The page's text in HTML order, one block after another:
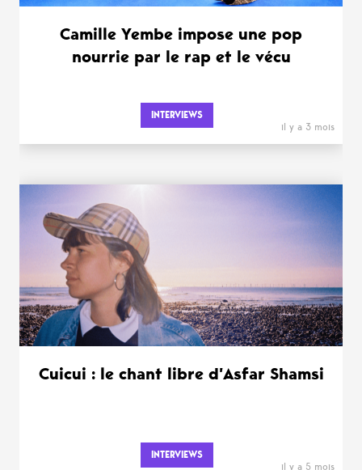
Camille Yembe impose une pop
nourrie par le rap et le vécu
INTERVIEWS
il y a 3 mois
Cuicui : le chant libre d’Asfar Shamsi
INTERVIEWS
il y a 5 mois